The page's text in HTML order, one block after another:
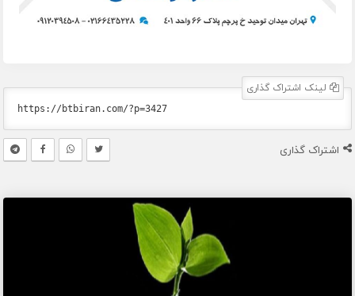
لینک اشتراک گذاری
اشتراک گذاری